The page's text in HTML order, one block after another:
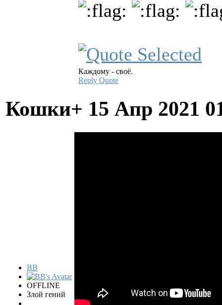
Каждому - своё.
Reply Quote
Кошки+ 15 Апр 2021
BB
OFFLINE
Злой гений